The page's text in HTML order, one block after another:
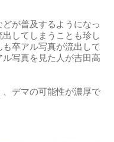
が普及するようになっ
してしまうことも珍し
卒アル写真が流出して
写真を見た人が吉田高
デマの可能性が濃厚で